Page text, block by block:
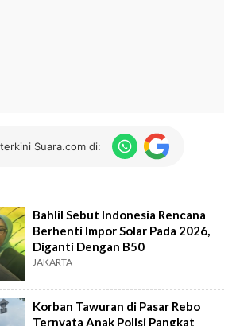
Suara.com di:
Bahlil Sebut Indonesia Rencana
Berhenti Impor Solar Pada 2026,
Diganti Dengan B50
JAKARTA
Korban Tawuran di Pasar Rebo
Ternyata Anak Polisi Pangkat